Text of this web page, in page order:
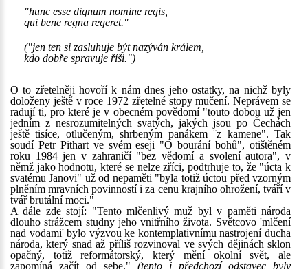
"hunc esse dignum nomine regis,
qui bene regna regeret."
("jen ten si zasluhuje být nazýván králem,
kdo dobře spravuje říši.")
O to zřetelněji hovoří k nám dnes jeho ostatky, na nichž byly
doloženy ještě v roce 1972 zřetelné stopy mučení. Neprávem se
radují ti, pro které je v obecném povědomí "touto dobou už jen
jedním z nesrozumitelných svatých, jakých jsou po Čechách
ještě tisíce, otlučeným, shrbeným panákem ¨z kamene". Tak
soudí Petr Pithart ve svém eseji "O bourání bohů", otištěném
roku 1984 jen v zahraničí "bez vědomí a svolení autora", v
němž jako hodnotu, které se nelze zříci, podtrhuje to, že "úcta k
svatému Janovi" už od nepaměti "byla totiž úctou před vzorným
plněním mravních povinností i za cenu krajního ohrožení, tváří v
tvář brutální moci."
A dále zde stojí: "Tento mlčenlivý muž byl v paměti národa
dlouho strážcem studny jeho vnitřního života. Světcovo 'mlčení
nad vodami' bylo výzvou ke kontemplativnímu nastrojení ducha
národa, který snad až příliš rozvinoval ve svých dějinách sklon
opačný, totiž reformátorský, který mění okolní svět, ale
zapomíná začít od sebe." (tento i předchozí odstavec byly